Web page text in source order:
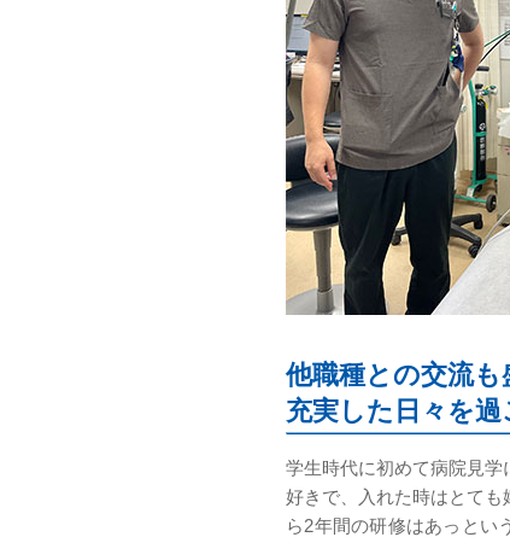
他職種との交流も
充実した日々を
学生時代に初めて病院見
好きで、入れた時はとて
ら2年間の研修はあっとい